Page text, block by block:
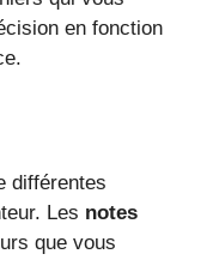
en fonction
différentes
Les notes
que vous